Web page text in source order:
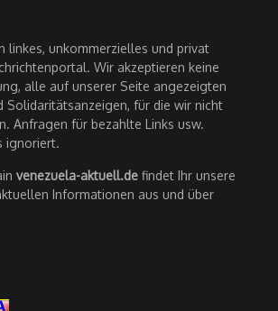
linkes, unkommerzielles und privat
Wir akzeptieren keine
alle auf unserer Seite angezeigten
Solidaritätsanzeigen, für die wir nicht
Anfragen für bezahlte Links usw.
ignoriert.
venezuela-aktuell.de findet Ihr unsere
Informationen aus und über